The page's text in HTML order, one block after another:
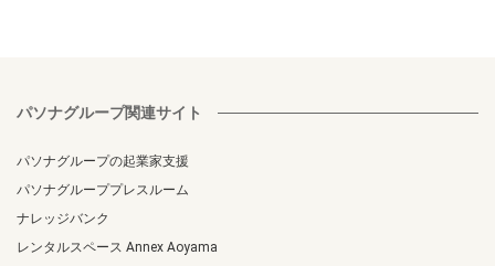
パソナグループ関連サイト
パソナグループの起業家支援
パソナグループプレスルーム
ナレッジバンク
レンタルスペース Annex Aoyama